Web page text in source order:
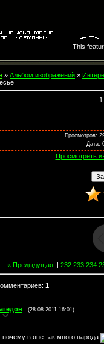
This
» Альбом изображений »
Просмотров:
Дата:
Просмотреть
« Предыдущая | 232 233 234
: 1
(28.08.2011 16:01)
почему в яне так много народа